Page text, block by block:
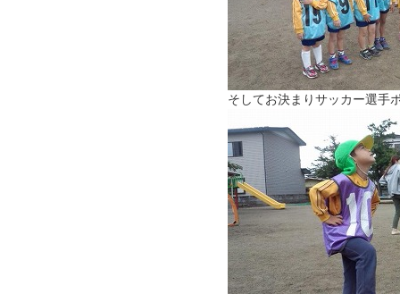
そしてお決まりサッカー選手